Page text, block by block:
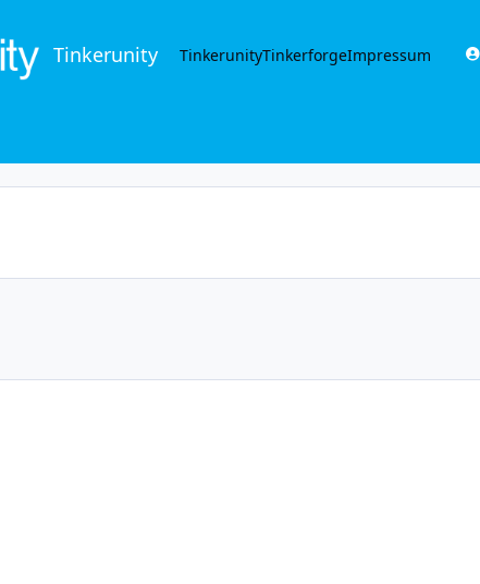
Tinkerunity TinkerunityTinkerforgeImpressum